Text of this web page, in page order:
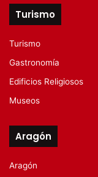
Turismo
Turismo
Gastronomía
Edificios Religiosos
Museos
Aragón
Aragón